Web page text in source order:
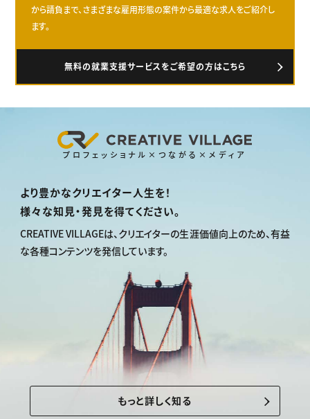
から請負まで、さまざまな雇用形態の案件から最適な求人をご紹介し
ます。
無料の就業支援サービスをご希望の方はこちら
プロフェッショナル×つながる×メディア
より豊かなクリエイター人生を！
様々な知見・発見を得てください。
CREATIVE VILLAGEは、クリエイターの生涯価値向上のため、有益
な各種コンテンツを発信しています。
もっと詳しく知る